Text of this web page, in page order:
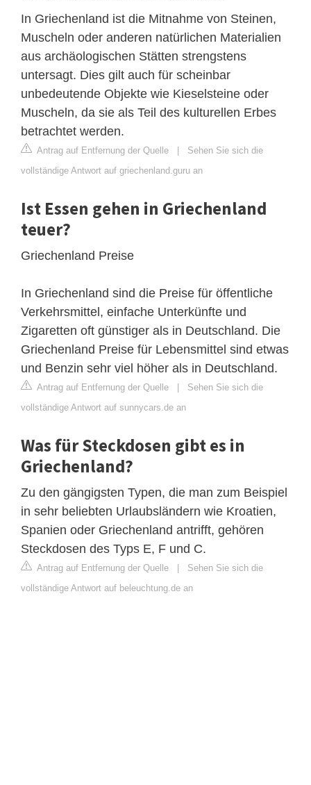
In Griechenland ist die Mitnahme von Steinen,
Muscheln oder anderen natürlichen Materialien
aus archäologischen Stätten strengstens
untersagt. Dies gilt auch für scheinbar
unbedeutende Objekte wie Kieselsteine oder
Muscheln, da sie als Teil des kulturellen Erbes
betrachtet werden.
Antrag auf Entfernung der Quelle | Sehen Sie sich die
vollständige Antwort auf griechenland.guru an
Ist Essen gehen in Griechenland
teuer?
Griechenland Preise
In Griechenland sind die Preise für öffentliche
Verkehrsmittel, einfache Unterkünfte und
Zigaretten oft günstiger als in Deutschland. Die
Griechenland Preise für Lebensmittel sind etwas
und Benzin sehr viel höher als in Deutschland.
Antrag auf Entfernung der Quelle | Sehen Sie sich die
vollständige Antwort auf sunnycars.de an
Was für Steckdosen gibt es in
Griechenland?
Zu den gängigsten Typen, die man zum Beispiel
in sehr beliebten Urlaubsländern wie Kroatien,
Spanien oder Griechenland antrifft, gehören
Steckdosen des Typs E, F und C.
Antrag auf Entfernung der Quelle | Sehen Sie sich die
vollständige Antwort auf beleuchtung.de an